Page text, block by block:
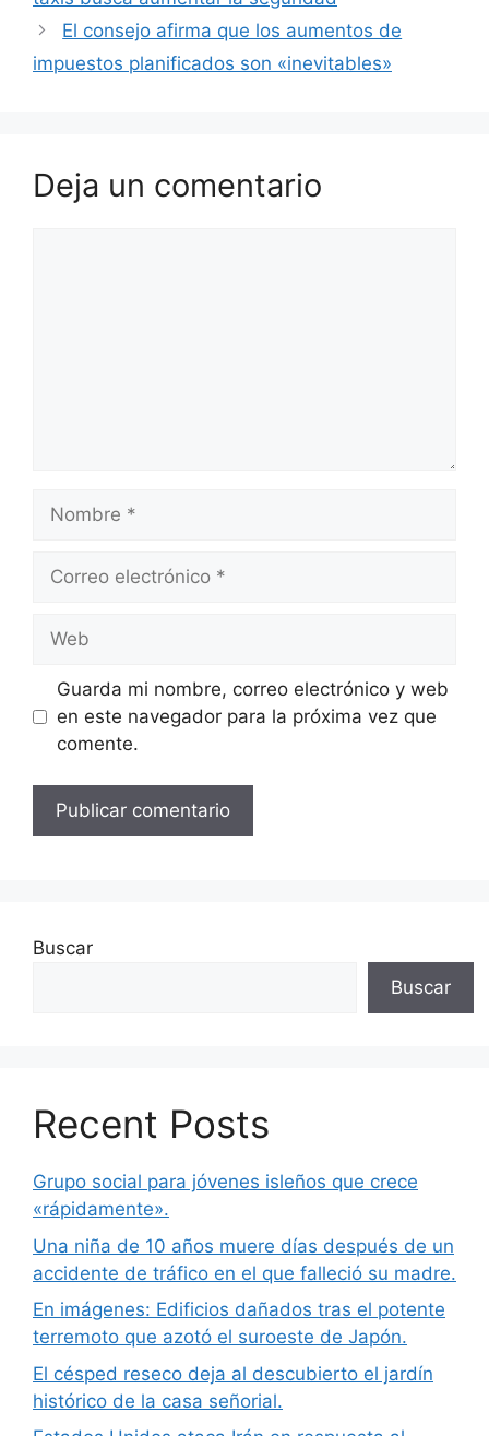
El consejo afirma que los aumentos de
impuestos planificados son «inevitables»
Deja un comentario
electrónico
Guarda mi nombre, correo electrónico y web
en este navegador para la próxima vez que
comente.
Buscar
Buscar
Recent Posts
Grupo social para jóvenes isleños que crece
«rápidamente».
Una niña de 10 años muere días después de un
accidente de tráfico en el que falleció su madre.
En imágenes: Edificios dañados tras el potente
terremoto que azotó el suroeste de Japón.
El césped reseco deja al descubierto el jardín
histórico de la casa señorial.